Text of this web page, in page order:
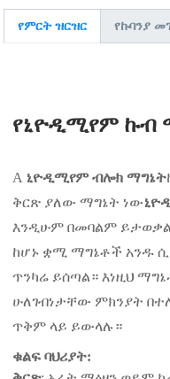
የምርት ዝርዝር የኩባንያ
የኒዮዲሚየም ኩብ
A ኒዮዲሚየም ብሎክ ማግኔት
ቅርጽ ያለው ማግኔት ነው
እንዲሁም በመባልም
ከሆኑ ቋሚ ማግኔቶች አንዱ
ጥንካሬ ይሰጣል። እነዚህ
ሁለገብነታቸው ምክንያት
ጥቅም ላይ ይውላሉ።
ቁልፍ ባህሪያት: